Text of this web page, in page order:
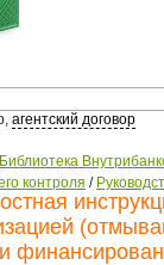
агентский договор
Библиотека
контроля /